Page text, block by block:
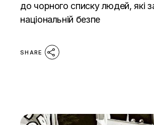
до чорного списку людей, які
національній безпе
SHARE